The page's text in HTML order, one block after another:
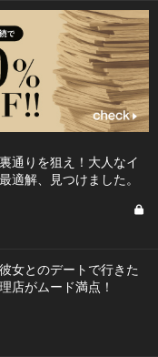
通りを狙え！大人なイ
適解、見つけました。
女とのデートで行きた
店がムード満点！